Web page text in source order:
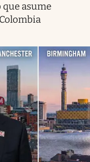
que asume